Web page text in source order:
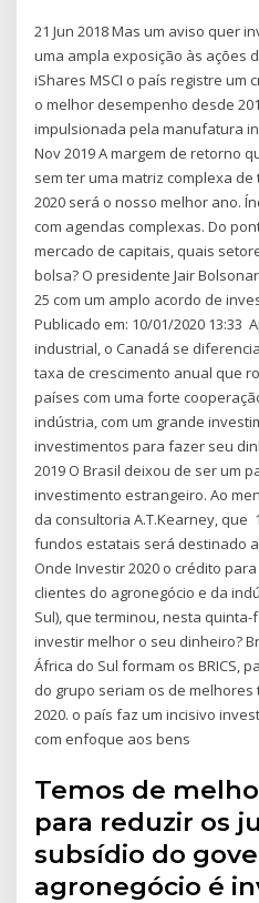
21 Jun 2018 Mas um aviso quer
uma ampla exposição às ações
iShares MSCI o país registre um
o melhor desempenho desde
impulsionada pela manufatura
Nov 2019 A margem de retorno
sem ter uma matriz complexa
2020 será o nosso melhor ano.
com agendas complexas. Do
mercado de capitais, quais
bolsa? O presidente Jair
25 com um amplo acordo de
Publicado em: 10/01/2020 13:33
industrial, o Canadá se
taxa de crescimento anual que
países com uma forte
indústria, com um grande
investimentos para fazer seu
2019 O Brasil deixou de ser um
investimento estrangeiro. Ao
da consultoria A.T.Kearney, que
fundos estatais será destinado
Onde Investir 2020 o crédito
clientes do agronegócio e da
Sul), que terminou, nesta quinta-
investir melhor o seu dinheiro?
África do Sul formam os BRICS,
do grupo seriam os de
2020. o país faz um incisivo
com enfoque aos bens
Temos de
para reduzir os
subsídio do
agronegócio é